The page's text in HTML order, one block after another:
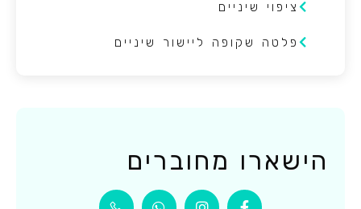
ציפוי שיניים
פלטה שקופה ליישור שיניים
הישארו מחוברים